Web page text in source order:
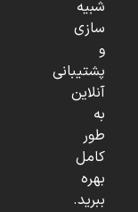
شبیه
سازی
و
پشتیبانی
آنلاین
به
طور
کامل
بهره
ببرید.